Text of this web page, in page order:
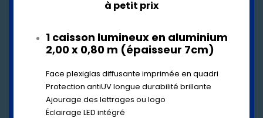
à petit prix
1 caisson lumineux en aluminium
2,00 x 0,80 m (épaisseur 7cm)
Face plexiglas diffusante imprimée en quadri
Protection antiUV longue durabilité brillante
Ajourage des lettrages ou logo
Éclairage LED intégré